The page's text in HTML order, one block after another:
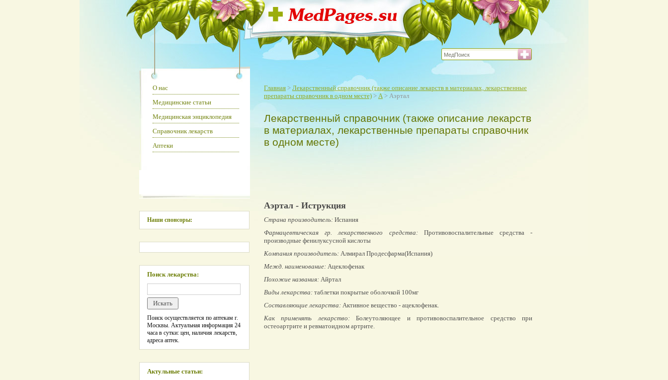
Главная > Лекарственный справочник (также описание лекарств в материалах, лекарственные
препараты справочник в одном месте) > А> Аэртал
Лекарственный справочник (также описание лекарств
в материалах, лекарственные препараты справочник
в одном месте)
Аэртал - Иструкция
Страна производитель: Испания
Фармацевтическая гр. лекарственного средства:Противовоспалительные средства -
производные фенилуксусной кислоты
Компания производитель: Алмирал Продесфарма(Испания)
Межд. наименование: Ацеклофенак
Похожие названия: Айртал
Виды лекарства: таблетки покрытые оболочкой 100мг
Составляющие лекарства: Активное вещество - ацеклофенак.
Как применять лекарство:Болеутоляющее и противовоспалительное средство при
остеоартрите и ревматоидном артрите.
О нас
Медицинские статьи
Медицинская энциклопедия
Справочник лекарств
Аптеки
Наши спонсоры:
Поиск лекарства:
Поиск осуществляется по аптекам г.
Москвы. Актуальная информация 24
часа в сутки: цен, наличия лекарств,
адреса аптек.
Актульные статьи: